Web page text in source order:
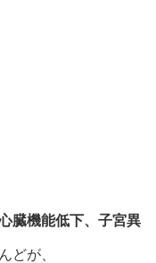
臓機能低下、子宮異
どが、